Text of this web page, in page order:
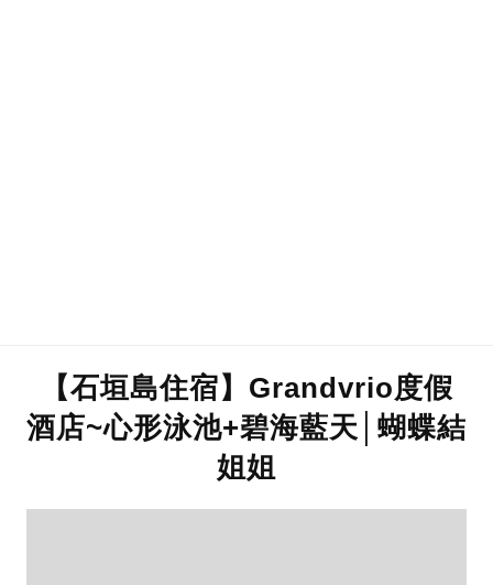
【石垣島住宿】Grandvrio度假
酒店~心形泳池+碧海藍天│蝴蝶結
姐姐